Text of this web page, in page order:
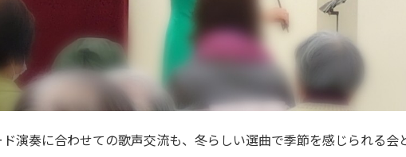
演奏に合わせての歌声交流も、冬らしい選曲で季節を感じられる会